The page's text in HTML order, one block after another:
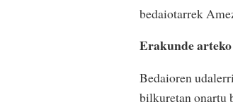
bedaiotarrek
Erakunde
Bedaioren
bilkuretan onartu